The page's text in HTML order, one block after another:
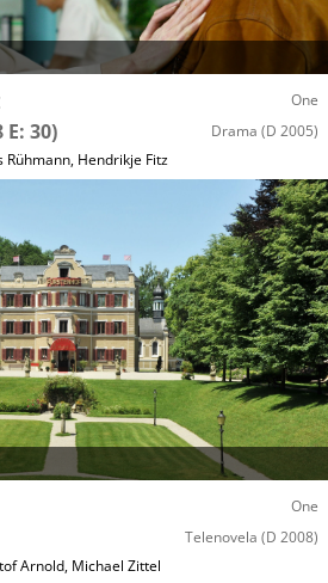
One
E: 30) Drama (D 2005)
Rühmann, Hendrikje Fitz
One
Telenovela (D 2008)
Arnold, Michael Zittel